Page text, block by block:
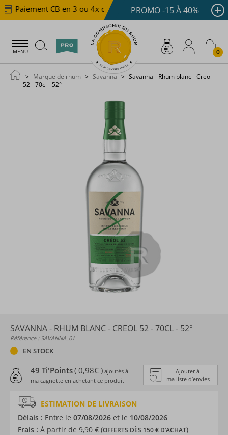
Paiement CB en 3 ou 4x dès 100 € Livraison offerte
PROMO -15 À 40%
MENU 0
Marque de rhum Savanna
Savanna - Rhum blanc - Creol
52 - 70cl - 52°
SAVANNA - RHUM BLANC - CREOL 52 - 70CL - 52°
Référence : SAVANNA_01
EN STOCK
Ajouter à
ma liste d’envies
49 Ti'Points( 0,98€ ) ajoutés à
ma cagnotte en achetant ce produit
ESTIMATION DE LIVRAISON
Délais : Entre le 07/08/2026 et le 10/08/2026
Frais : À partir de 9,90 € (OFFERTS DÈS 150 € D’ACHAT)